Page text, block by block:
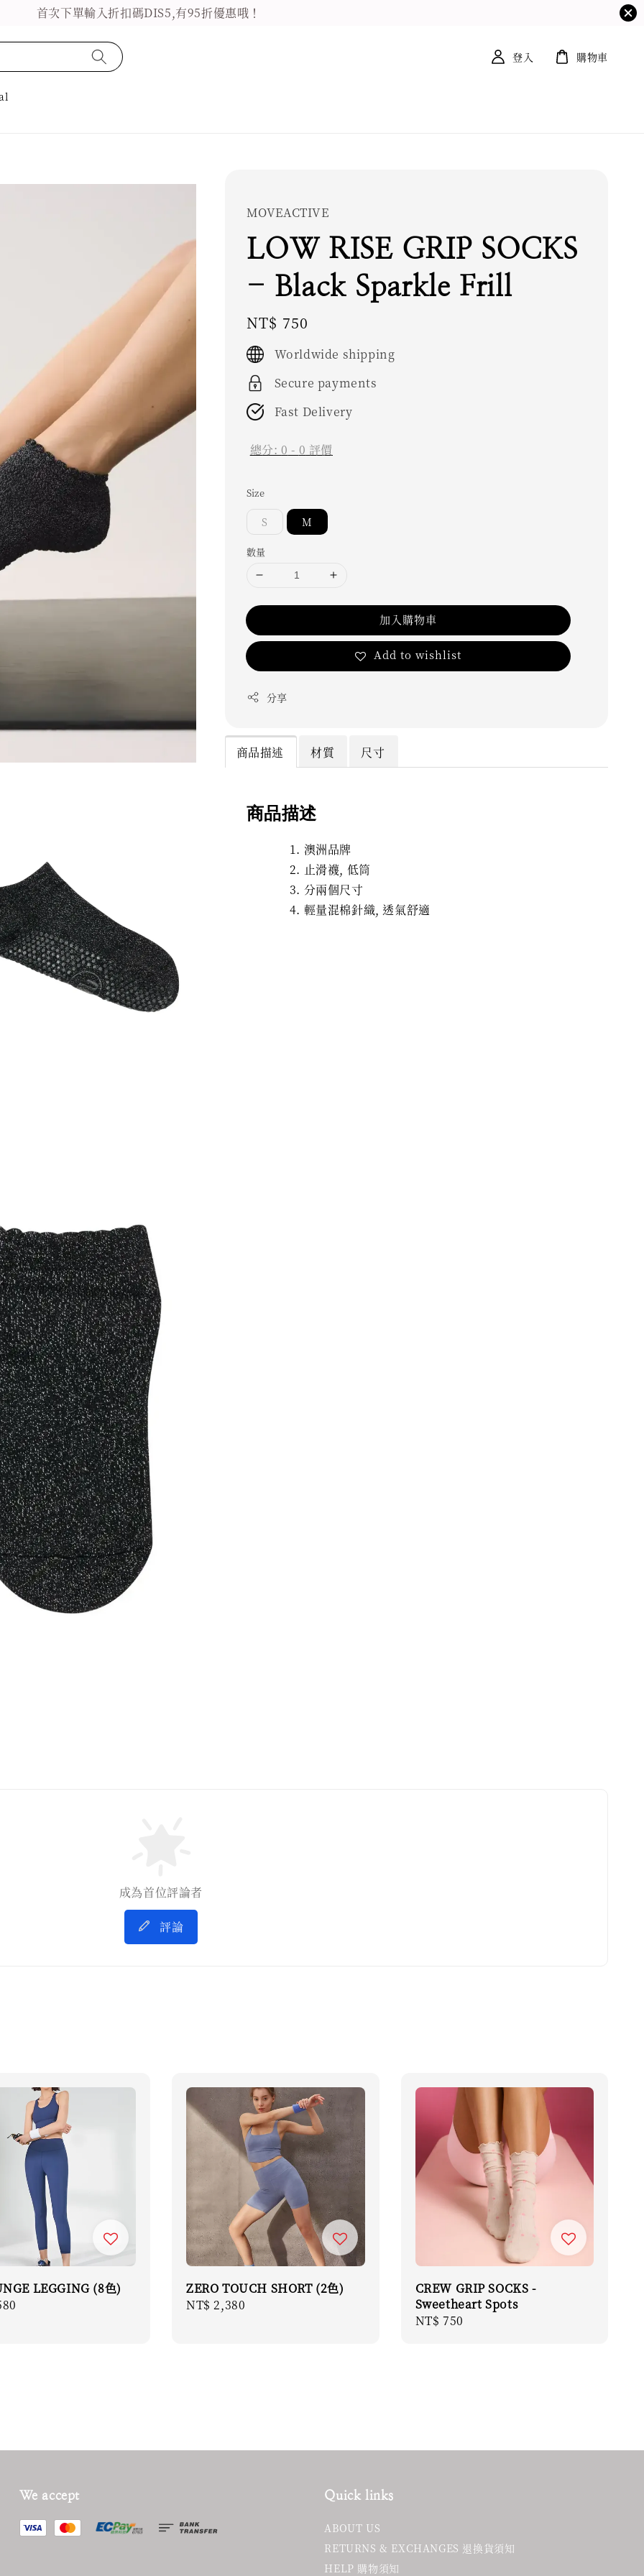
首次下單輸入折扣碼DIS5,有95折優惠哦！
登入 購物車
MOVEACTIVE
LOW RISE GRIP SOCKS
- Black Sparkle Frill
Regular
price
NT$ 750
Worldwide shipping
Secure payments
Fast Delivery
總分:0 - 0 評價
Size
S M
數量
加入購物車
Add to wishlist
分享
商品描述 材質 尺寸
商品描述
澳洲品牌
止滑襪, 低筒
分兩個尺寸
輕量混棉針織, 透氣舒適
成為首位評論者
評論
LEGGING (8色)
ZERO TOUCH SHORT (2色)
Regular
NT$ 2,380
CREW GRIP SOCKS -
Sweetheart Spots
Regular
NT$ 750
We accept Quick links
ABOUT US
RETURNS & EXCHANGES 退換貨須知
HELP 購物須知